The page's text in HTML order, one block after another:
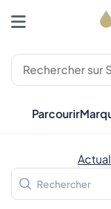
Parcourir